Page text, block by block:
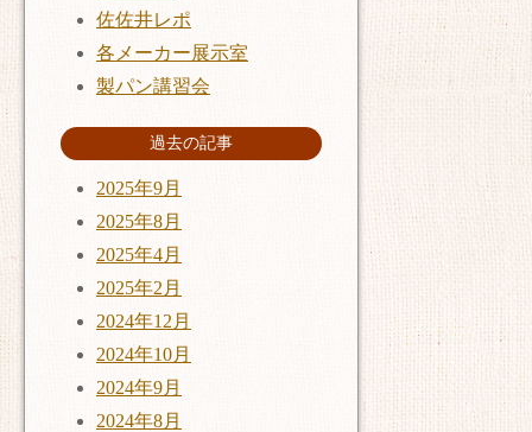
佐佐井レポ
各メーカー展示室
製パン講習会
過去の記事
2025年9月
2025年8月
2025年4月
2025年2月
2024年12月
2024年10月
2024年9月
2024年8月